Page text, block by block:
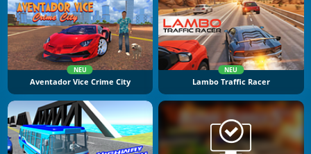
NEU
Aventador Vice Crime City
NEU
Lambo Traffic Racer